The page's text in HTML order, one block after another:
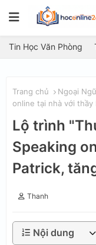
Tin Học Văn Phòng
Trang chủ Ngoại Ngữ
online tại nhà với thầy
Lộ trình
Speaking
Patrick,
Thanh
Nội dung